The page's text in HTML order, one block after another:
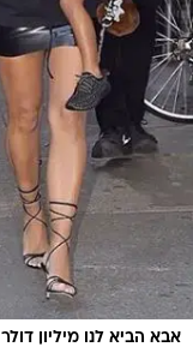
אבא הביא לנו מיליון דולר